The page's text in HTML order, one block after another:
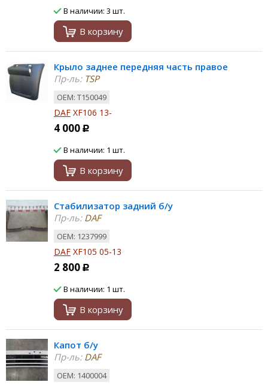
В наличии: 3 шт.
В корзину
Крыло заднее передняя часть правое
Пр-ль:TSP
ОЕМ: T150049
DAF XF106 13-
4 000 Р
В наличии: 1 шт.
В корзину
Стабилизатор задний б/у
Пр-ль:DAF
ОЕМ: 1237999
DAF XF105 05-13
2 800 Р
В наличии: 1 шт.
В корзину
Капот б/у
Пр-ль:DAF
ОЕМ: 1400004